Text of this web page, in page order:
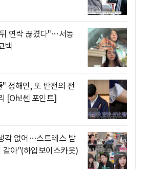
연락 끊겼다"…서동
백
정해인, 또 반전의 전
[Oh!쎈 포인트]
각 없어…스트레스 받
같아"(하입보이스카웃)